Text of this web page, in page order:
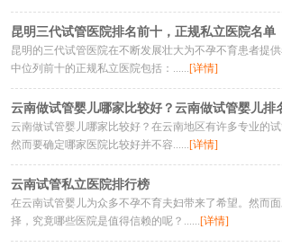
昆明三代试管医院排名前十，正规私立医院名单
昆明的三代试管医院在不断发展壮大为不孕不育患者提
中位列前十的正规私立医院包括：......[详情]
云南做试管婴儿哪家比较好？云南做试管婴儿排
云南做试管婴儿哪家比较好？在云南地区有许多专业的试
然而要确定哪家医院比较好并不容......[详情]
云南试管私立医院排行榜
在云南试管婴儿为众多不孕不育夫妇带来了希望。然而
择，究竟哪些医院是值得信赖的呢？......[详情]